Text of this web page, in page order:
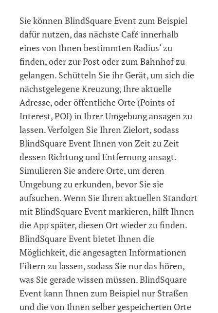
Sie können BlindSquare Event zum Beispiel
dafür nutzen, das nächste Café innerhalb
eines von Ihnen bestimmten Radius‘ zu
finden, oder zur Post oder zum Bahnhof zu
gelangen. Schütteln Sie ihr Gerät, um sich die
nächstgelegene Kreuzung, Ihre aktuelle
Adresse, oder öffentliche Orte (Points of
Interest, POI) in Ihrer Umgebung ansagen zu
lassen. Verfolgen Sie Ihren Zielort, sodass
BlindSquare Event Ihnen von Zeit zu Zeit
dessen Richtung und Entfernung ansagt.
Simulieren Sie andere Orte, um deren
Umgebung zu erkunden, bevor Sie sie
aufsuchen. Wenn Sie Ihren aktuellen Standort
mit BlindSquare Event markieren, hilft Ihnen
die App später, diesen Ort wieder zu finden.
BlindSquare Event bietet Ihnen die
Möglichkeit, die angesagten Informationen
Filtern zu lassen, sodass Sie nur das hören,
was Sie gerade wissen müssen. BlindSquare
Event kann Ihnen zum Beispiel nur Straßen
und die von Ihnen selber gespeicherten Orte